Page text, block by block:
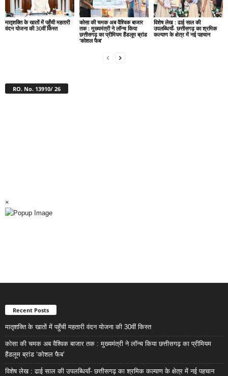
मातृशक्ति के खातों में पहुँची महतारी
वंदन योजना की 30वीं किस्त
कोसा की चमक अब वैश्विक बाजार
तक : मुख्यमंत्री ने लॉन्च किया
छत्तीसगढ़ का प्रीमियम हैंडलूम ब्रांड
‘कोशल फैब’
विशेष लेख : ढाई साल की
उपलब्धियाँ- छत्तीसगढ़ का श्रमिक
कल्याण के क्षेत्र में नई पहचान
RO. No. 13910/ 26
×
Recent Posts
मातृशक्ति के खातों में पहुँची महतारी वंदन योजना की 30वीं किस्त
कोसा की चमक अब वैश्विक बाजार तक : मुख्यमंत्री ने लॉन्च किया छत्तीसगढ़ का प्रीमियम
हैंडलूम ब्रांड ‘कोशल फैब’
विशेष लेख : ढाई साल की उपलब्धियाँ- छत्तीसगढ़ का श्रमिक कल्याण के क्षेत्र में नई पहचान